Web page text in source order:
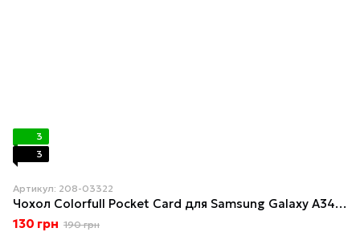
3
3
Артикул: 208-03322
Чохол Colorfull Pocket Card для Samsung Galaxy A34 5G Maroon
130 грн 190 грн